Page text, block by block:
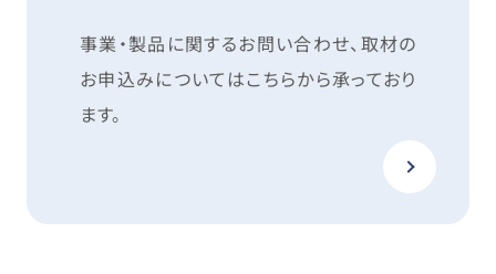
事業・製品に関するお問い合わせ、取材の
お申込みについてはこちらから承っており
ます。